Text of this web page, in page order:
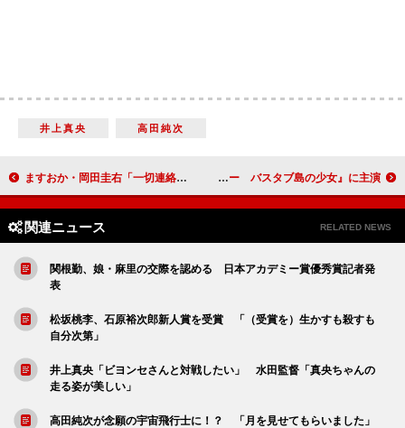
井上真央 高田純次
ますおか・岡田圭右「一切連絡取ってない」 同期・中島知子へのコメント濁す クヮヴェンジャネ・ウォレスが来日 『ハッシュパピー バスタブ島の少女』に主演
関連ニュース RELATED NEWS
関根勤、娘・麻里の交際を認める 日本アカデミー賞優秀賞記者発
表
松坂桃李、石原裕次郎新人賞を受賞 「（受賞を）生かすも殺すも
自分次第」
井上真央「ビヨンセさんと対戦したい」 水田監督「真央ちゃんの
走る姿が美しい」
高田純次が念願の宇宙飛行士に！？ 「月を見せてもらいました」